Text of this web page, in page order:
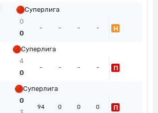
Суперлига
0
0
- - - - Н
Суперлига
4
0
- - - - П
Суперлига
0
94 0 0 0 П